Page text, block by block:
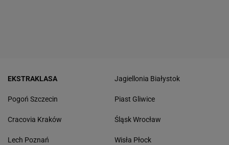
EKSTRAKLASA
Pogoń Szczecin
Cracovia Kraków
Lech Poznań
Jagiellonia Białystok
Piast Gliwice
Śląsk Wrocław
Wisła Płock